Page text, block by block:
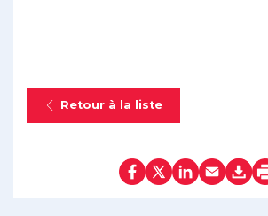
Retour à la liste